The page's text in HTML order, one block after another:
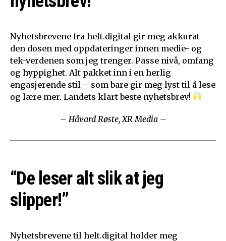
Nyhetsbrevene fra helt.digital gir meg akkurat
den dosen med oppdateringer innen medie- og
tek-verdenen som jeg trenger. Passe nivå, omfang
og hyppighet. Alt pakket inn i en herlig
engasjerende stil – som bare gir meg lyst til å lese
og lære mer. Landets klart beste nyhetsbrev!
– Håvard Røste, XR Media –
“De leser alt slik at jeg
slipper!”
Nyhetsbrevene til helt.digital holder meg